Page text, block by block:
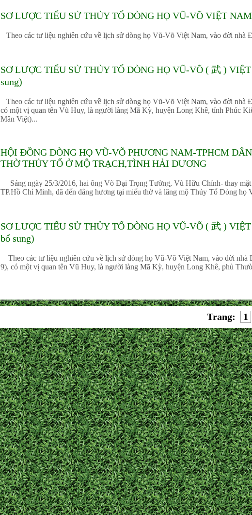
SƠ LƯỢC TIỂU SỬ THỦY TỔ DÒNG HỌ VŨ-VÕ VIỆT
Theo các tư liệu nghiên cứu về lịch sử dòng họ Vũ-Võ Việt Nam, vào đời nhà
SƠ LƯỢC TIỂU SỬ THỦY TỔ DÒNG HỌ VŨ-VÕ ( 武 )
sung)
Theo các tư liệu nghiên cứu về lịch sử dòng họ Vũ-Võ Việt Nam, vào đời nhà
có một vị quan tên Vũ Huy, là người làng Mã Kỳ, huyện Long Khê, tỉnh Phúc
Mân Việt)...
HỘI ĐỒNG DÒNG HỌ VŨ-VÕ PHƯƠNG NAM-TPHCM
THỜ THỦY TỔ Ở MỘ TRẠCH,TÌNH HẢI DƯƠNG
Sáng ngày 25/3/2016, hai ông Võ Đại Trọng Tường, Vũ Hữu Chính- thay
TP.Hồ Chí Minh, đã đến dâng hương tại miếu thờ và lăng mộ Thủy Tổ Dòng họ
SƠ LƯỢC TIỂU SỬ THỦY TỔ DÒNG HỌ VŨ-VÕ ( 武 )
bổ sung)
Theo các tư liệu nghiên cứu về lịch sử dòng họ Vũ-Võ Việt Nam, vào đời nhà
9), có một vị quan tên Vũ Huy, là người làng Mã Kỳ, huyện Long Khê, phủ
Trang: 1